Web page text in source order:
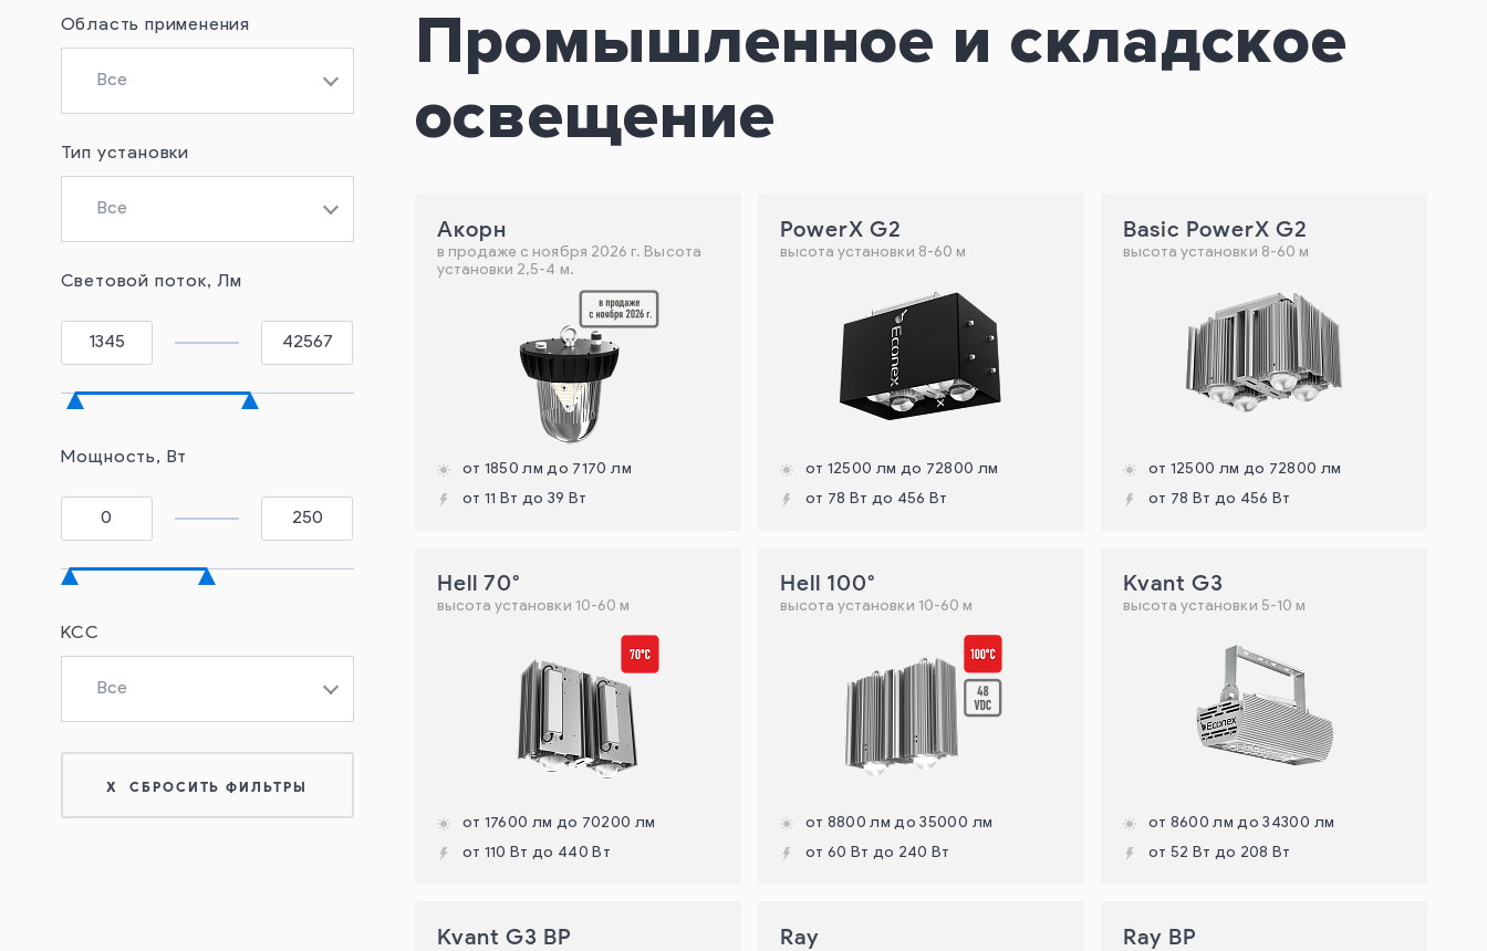
Область применения
Все
Тип установки
Все
Световой поток, Лм
Мощность, Вт
КСС
Все
Промышленное и складское
освещение
Акорн
в продаже с ноября 2026 г. Высота
установки 2,5-4 м.
от 1850 лм до 7170 лм
от 11 Вт до 39 Вт
PowerX G2
высота установки 8-60 м
от 12500 лм до 72800 лм
от 78 Вт до 456 Вт
Basic PowerX G2
высота установки 8-60 м
от 12500 лм до 72800 лм
от 78 Вт до 456 Вт
Hell 70°
высота установки 10-60 м
от 17600 лм до 70200 лм
от 110 Вт до 440 Вт
Hell 100°
высота установки 10-60 м
от 8800 лм до 35000 лм
от 60 Вт до 240 Вт
Kvant G3
высота установки 5-10 м
от 8600 лм до 34300 лм
от 52 Вт до 208 Вт
Kvant G3 BP Ray Ray BP